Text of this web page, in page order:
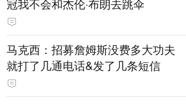
冠我不会和杰伦·布朗去跳伞
马克西：招募詹姆斯没费多大功夫
就打了几通电话&发了几条短信